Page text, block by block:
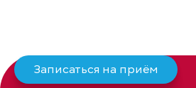
Записаться на приём